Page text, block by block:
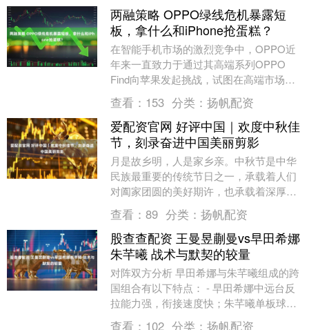
两融策略 OPPO绿线危机暴露短
板，拿什么和iPhone抢蛋糕？
在智能手机市场的激烈竞争中，OPPO近
年来一直致力于通过其高端系列OPPO
Find向苹果发起挑战，试图在高端市场分
一杯羹。然而，一场突如其来的“绿线
门”事件，....
查看： 153 分类： 扬帆配资
爱配资官网 好评中国｜欢度中秋佳
节，刻录奋进中国美丽剪影
月是故乡明，人是家乡亲。中秋节是中华
民族最重要的传统节日之一，承载着人们
对阖家团圆的美好期许，也承载着深厚的
故乡情、家国情。品月饼，赏圆月，饮美
酒，诵诗词.......
查看： 89 分类： 扬帆配资
股查查配资 王曼昱蒯曼vs早田希娜
朱芊曦 战术与默契的较量
对阵双方分析 早田希娜与朱芊曦组成的跨
国组合有以下特点： - 早田希娜中远台反
拉能力强，衔接速度快；朱芊曦单板球质
量高。 - 首次搭档即打入决赛，展现了良
查看： 102 分类： 扬帆配资